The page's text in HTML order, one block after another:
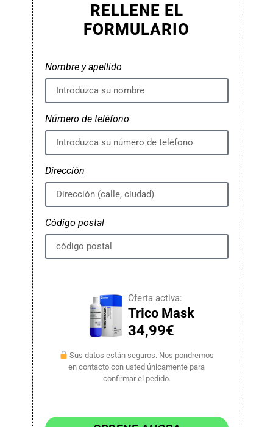
RELLENE EL
FORMULARIO
Nombre y apellido
Número de teléfono
Dirección
Código postal
Oferta activa:
Trico Mask
34,99€
Sus datos están seguros. Nos pondremos
en contacto con usted únicamente para
confirmar el pedido.